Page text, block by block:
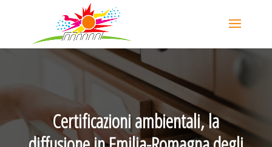
Certificazioni ambientali, la